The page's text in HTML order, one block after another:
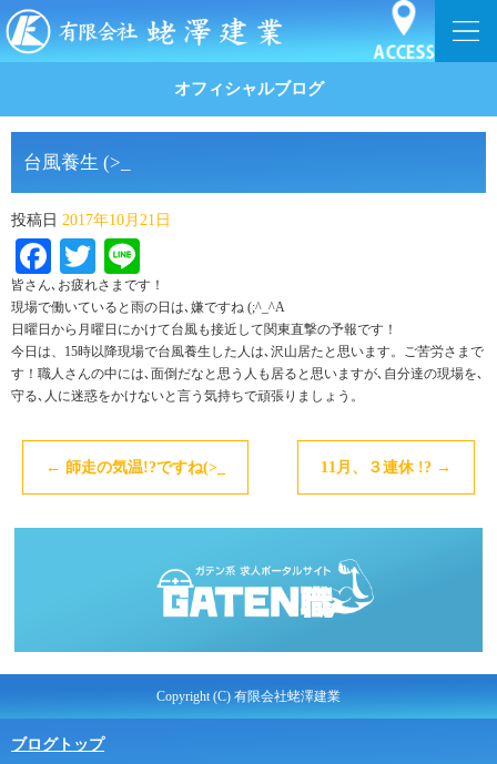
オフィシャルブログ
台風養生 (>_
投稿日 2017年10月21日
Facebook
Twitter
皆さん､お疲れさまです！
現場で働いていると雨の日は､嫌ですね (;^_^A
日曜日から月曜日にかけて台風も接近して関東直撃の予報です！
今日は、15時以降現場で台風養生した人は､沢山居たと思います。ご苦労さまで
す！職人さんの中には､面倒だなと思う人も居ると思いますが､自分達の現場を､
守る､人に迷惑をかけないと言う気持ちで頑張りましょう。
← 師走の気温!?ですね(>_ 11月、３連休 !? →
Copyright (C) 有限会社蛯澤建業
ブログトップ